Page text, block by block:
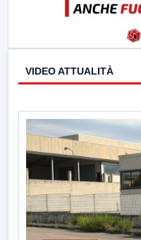
VIDEO ATTUALITÀ